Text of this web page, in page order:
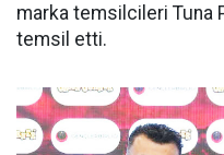
marka temsilcileri Tuna
temsil etti.